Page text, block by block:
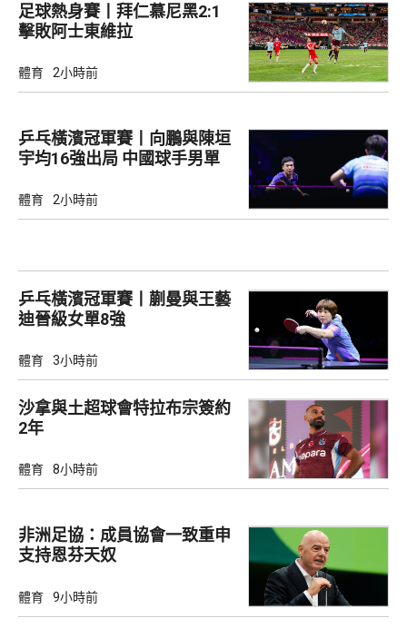
足球熱身賽丨拜仁慕尼黑2:1
擊敗阿士東維拉
體育 2小時前
乒乓橫濱冠軍賽丨向鵬與陳垣
宇均16強出局 中國球手男單
體育 2小時前
乒乓橫濱冠軍賽丨蒯曼與王藝
迪晉級女單8強
體育 3小時前
沙拿與土超球會特拉布宗簽約
2年
體育 8小時前
非洲足協：成員協會一致重申
支持恩芬天奴
體育 9小時前